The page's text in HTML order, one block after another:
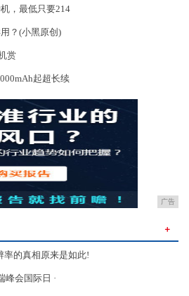
，最低只要214
？(小黑原创)
赏
起超长续
广告
＋
率的真相原来是如此!
峰会国际日 ·